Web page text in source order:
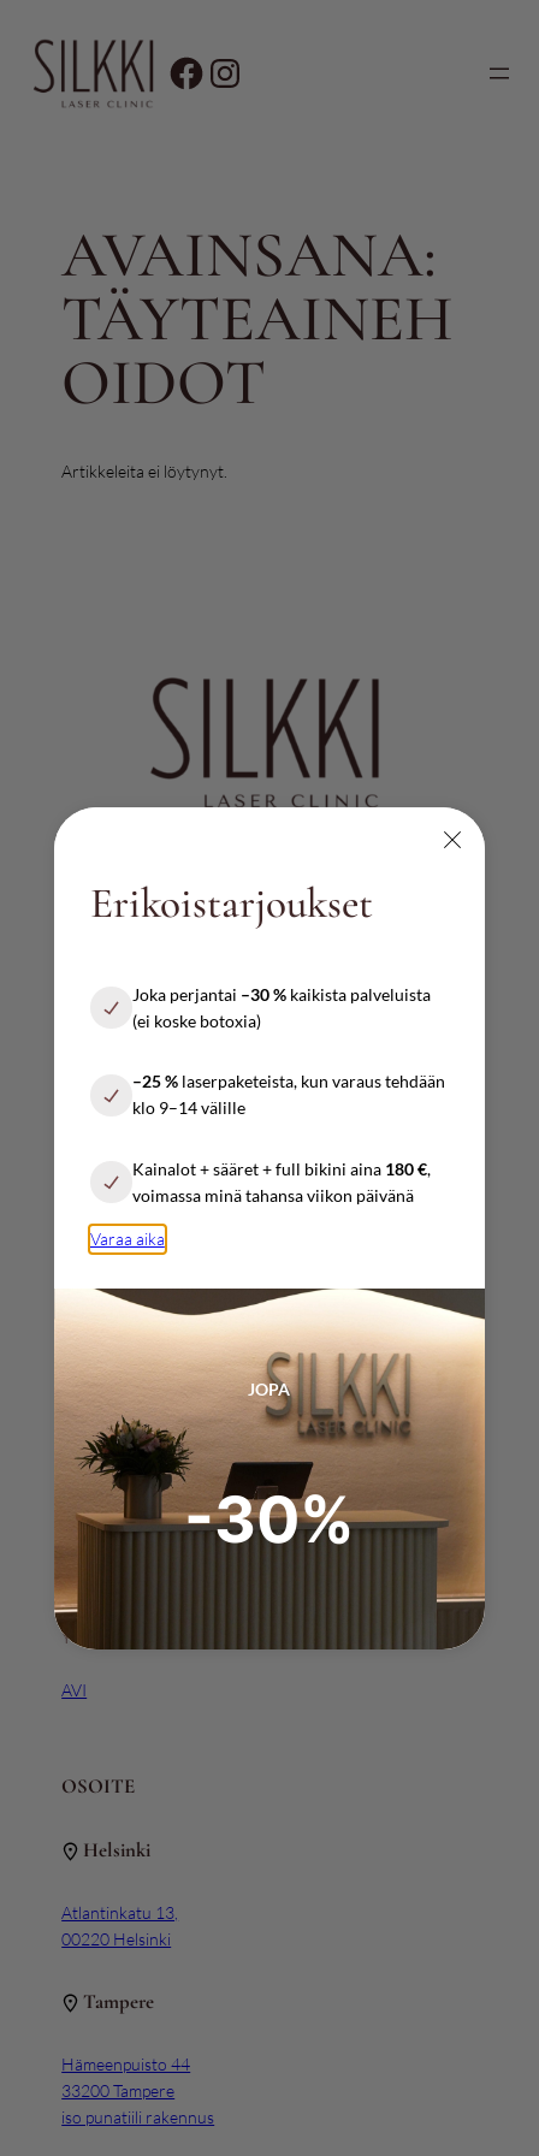
sisältöön
AVAINSANA:
TÄYTEAINEH
OIDOT
Artikkeleita ei löytynyt.
Erikoistarjoukset
Joka perjantai –30 %kaikista palveluista
(ei koske botoxia)
–25 % laserpaketeista, kun varaus tehdään
klo 9–14 välille
Kainalot + sääret + full bikini aina 180 €,
voimassa minä tahansa viikon päivänä
Varaa aika
JOPA
-30%
AUKIOLOAJAT
10:00 – 17:00
10:00 – 17:00
Sopimuksen mukaan
info@silkkilaserclinic.fi
varaukset@ silkkilaserclinic.fi
+358 (0) 4025 000 45
Y-tunnus 3111163-5
AVI
OSOITE
Helsinki
Atlantinkatu 13,
00220 Helsinki
Tampere
Hämeenpuisto 44
33200 Tampere
iso punatiili rakennus